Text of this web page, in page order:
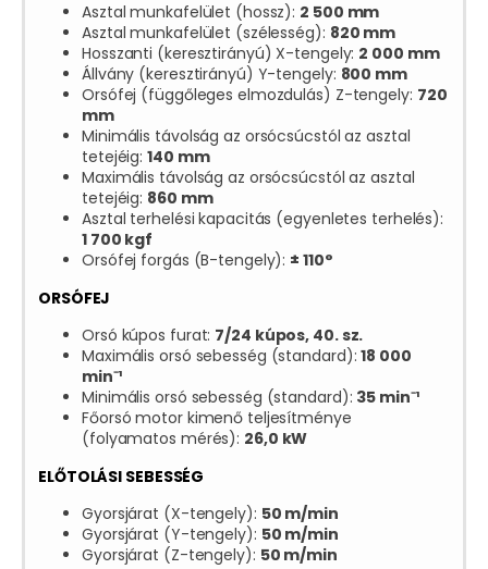
Asztal munkafelület (hossz): 2 500 mm
Asztal munkafelület (szélesség): 820 mm
Hosszanti (keresztirányú) X-tengely: 2 000 mm
Állvány (keresztirányú) Y-tengely: 800 mm
Orsófej (függőleges elmozdulás) Z-tengely: 720
mm
Minimális távolság az orsócsúcstól az asztal
tetejéig:140 mm
Maximális távolság az orsócsúcstól az asztal
tetejéig: 860 mm
Asztal terhelési kapacitás (egyenletes terhelés):
1 700 kgf
Orsófej forgás (B-tengely): ± 110°
ORSÓFEJ
Orsó kúpos furat: 7/24 kúpos, 40. sz.
Maximális orsó sebesség (standard):18 000
min⁻¹
Minimális orsó sebesség (standard): 35 min⁻¹
Főorsó motor kimenő teljesítménye
(folyamatos mérés): 26,0 kW
ELŐTOLÁSI SEBESSÉG
Gyorsjárat (X-tengely): 50 m/min
Gyorsjárat (Y-tengely): 50 m/min
Gyorsjárat (Z-tengely): 50 m/min